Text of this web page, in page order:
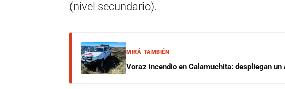
(nivel secundario).
MIRÁ TAMBIÉN
Voraz incendio en Calamuchita: despliegan